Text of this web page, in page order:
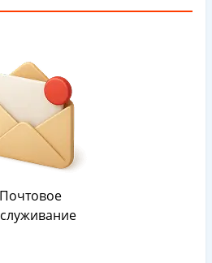
Почтовое